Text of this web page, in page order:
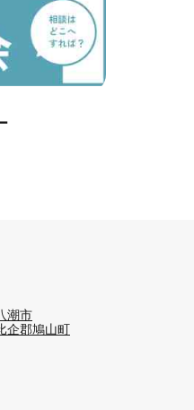
潮市
企郡鳩山町